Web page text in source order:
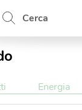
Cerca
Energia